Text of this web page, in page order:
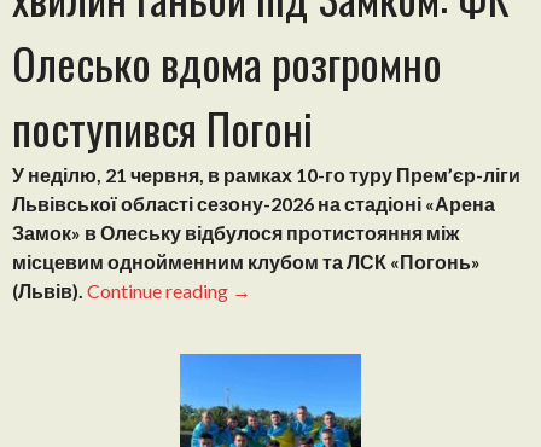
Олесько вдома розгромно
поступився Погоні
У неділю, 21 червня, в рамках 10-го туру Прем’єр-ліги
Львівської області сезону-2026 на стадіоні «Арена
Замок» в Олеську відбулося протистояння між
місцевим однойменним клубом та ЛСК «Погонь»
(Львів). Continue reading
“Прем’єр-
хвилин
ганьби
→